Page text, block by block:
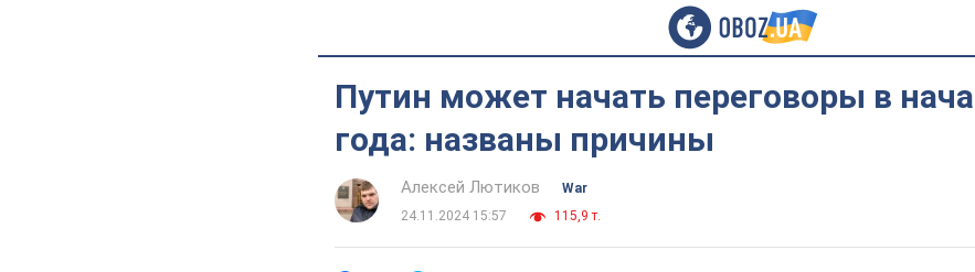
Путин может начать переговоры в
года: названы причины
Алексей Лютиков
War
24.11.2024 15:57
115,9 т.